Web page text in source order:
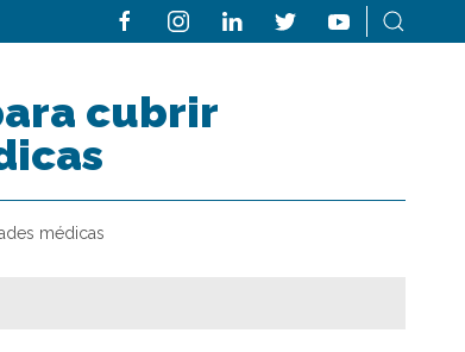
cubrir
médicas